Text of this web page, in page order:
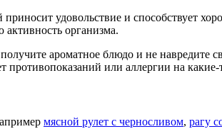
удовольствие и способствует
организма.
ароматное блюдо и не навредите
противопоказаний или аллергии на
мясной рулет с черносливом, рагу